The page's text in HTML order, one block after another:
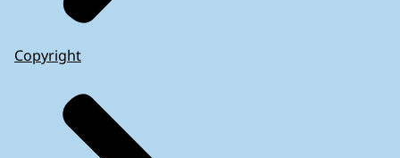
Copyright